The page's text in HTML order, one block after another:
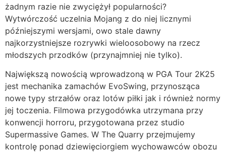
żadnym razie nie zwyciężył popularności?
Wytwórczość uczelnia Mojang z do niej licznymi
późniejszymi wersjami, owo stale dawny
najkorzystniejsze rozrywki wieloosobowy na rzecz
młodszych przodków (przynajmniej nie tylko).
Największą nowością wprowadzoną w PGA Tour 2K25
jest mechanika zamachów EvoSwing, przynosząca
nowe typy strzałów oraz lotów piłki jak i również normy
jej toczenia. Filmowa przygodówka utrzymana przy
konwencji horroru, przygotowana przez studio
Supermassive Games. W The Quarry przejmujemy
kontrolę ponad dziewięciorgiem wychowawców obozu